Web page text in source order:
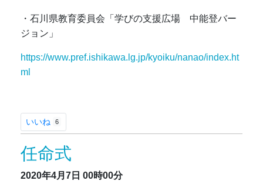
・石川県教育委員会「学びの支援広場 中能登バー
ジョン」
https://www.pref.ishikawa.lg.jp/kyoiku/nanao/index.ht
ml
いいね 6
任命式
2020年4月7日 00時00分